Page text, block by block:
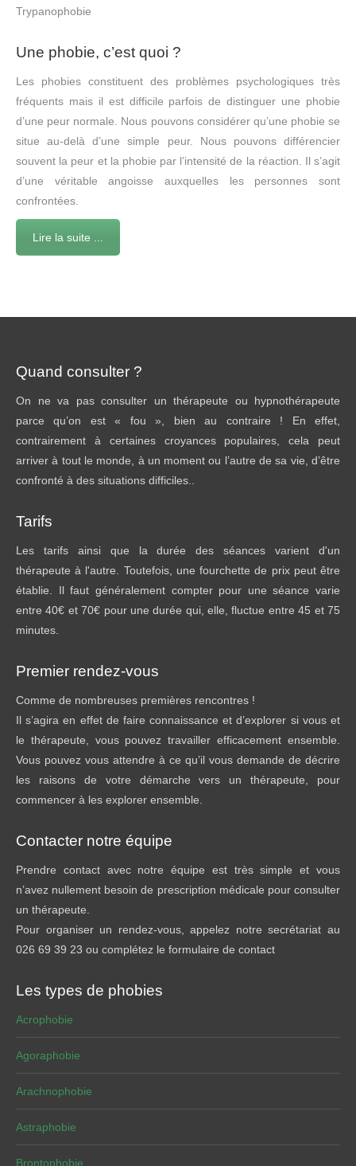
Trypanophobie
Une phobie, c’est quoi ?
Les phobies constituent des problèmes psychologiques très
fréquents mais il est difficile parfois de distinguer une phobie
d’une peur normale. Nous pouvons considérer qu’une phobie se
situe au-delà d’une simple peur. Nous pouvons différencier
souvent la peur et la phobie par l’intensité de la réaction. Il s’agit
d’une véritable angoisse auxquelles les personnes sont
confrontées.
Lire la suite ...
Quand consulter ?
On ne va pas consulter un thérapeute ou hypnothérapeute
parce qu’on est « fou », bien au contraire ! En effet,
contrairement à certaines croyances populaires, cela peut
arriver à tout le monde, à un moment ou l’autre de sa vie, d’être
confronté à des situations difficiles..
Tarifs
Les tarifs ainsi que la durée des séances varient d'un
thérapeute à l'autre. Toutefois, une fourchette de prix peut être
établie. Il faut généralement compter pour une séance varie
entre 40€ et 70€ pour une durée qui, elle, fluctue entre 45 et 75
minutes.
Premier rendez-vous
Comme de nombreuses premières rencontres !
Il s’agira en effet de faire connaissance et d’explorer si vous et
le thérapeute, vous pouvez travailler efficacement ensemble.
Vous pouvez vous attendre à ce qu’il vous demande de décrire
les raisons de votre démarche vers un thérapeute, pour
commencer à les explorer ensemble.
Contacter notre équipe
Prendre contact avec notre équipe est très simple et vous
n’avez nullement besoin de prescription médicale pour consulter
un thérapeute.
Pour organiser un rendez-vous, appelez notre secrétariat au
026 69 39 23 ou complétez le formulaire de contact
Les types de phobies
Acrophobie
Agoraphobie
Arachnophobie
Astraphobie
Brontophobie